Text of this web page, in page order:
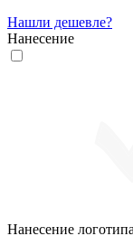
Нашли дешевле?
Нанесение
Нанесение